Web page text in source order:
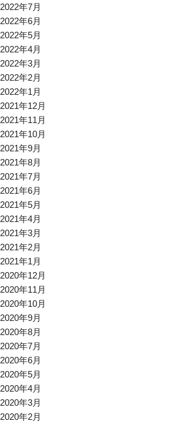
2022年7月
2022年6月
2022年5月
2022年4月
2022年3月
2022年2月
2022年1月
2021年12月
2021年11月
2021年10月
2021年9月
2021年8月
2021年7月
2021年6月
2021年5月
2021年4月
2021年3月
2021年2月
2021年1月
2020年12月
2020年11月
2020年10月
2020年9月
2020年8月
2020年7月
2020年6月
2020年5月
2020年4月
2020年3月
2020年2月